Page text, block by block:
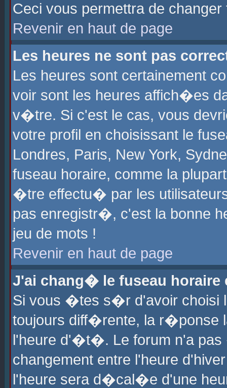
Ceci vous permettra de
Revenir en haut de page
Les heures ne sont pas
Les heures sont certainement
voir sont les heures affich�es
v�tre. Si c'est le cas, vous
votre profil en choisissant le
Londres, Paris, New York,
fuseau horaire, comme la
�tre effectu� par les
pas enregistr�, c'est la bonne
jeu de mots !
Revenir en haut de page
J'ai chang� le fuseau horaire
Si vous �tes s�r d'avoir choisi
toujours diff�rente, la r�ponse
l'heure d'�t�. Le forum n'a
changement entre l'heure
l'heure sera d�cal�e d'une